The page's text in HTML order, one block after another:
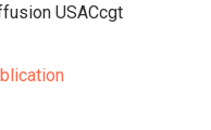
USACcgt